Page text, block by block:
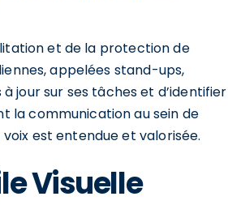
et de la protection de
appelées stand-ups,
jour sur ses tâches et d’identifier
la communication au sein de
est entendue et valorisée.
Visuelle